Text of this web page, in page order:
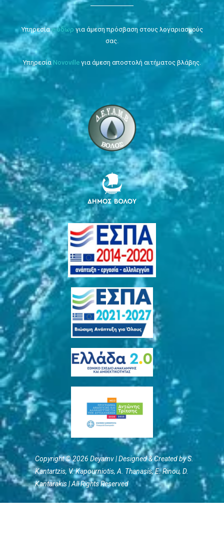
Υπηρεσίαe-ύδωρ για άμεση πρόσβαση στους λογαριασμούς
σας.
Υπηρεσία Novoville για άμεση αποστολή αιτήματος βλάβης.
Copyright © 2026 Deyamv | Designed & Created by S.
Kantartzis, V. Kapourniotis, Α. Thanasis, E. Rinou, D.
Kantarakis | All Rights Reserved